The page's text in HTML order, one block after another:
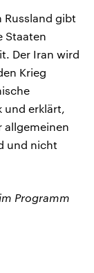
Russland gibt
Staaten
Der Iran wird
Krieg
und erklärt,
allgemeinen
und nicht
Programm